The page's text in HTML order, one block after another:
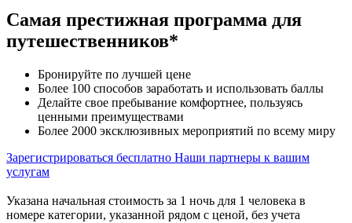
Самая престижная программа для
путешественников*
Бронируйте по лучшей цене
Более 100 способов заработать и использовать баллы
Делайте свое пребывание комфортнее, пользуясь
ценными преимуществами
Более 2000 эксклюзивных мероприятий по всему миру
Зарегистрироваться бесплатно Наши партнеры к вашим
услугам
Указана начальная стоимость за 1 ночь для 1 человека в
номере категории, указанной рядом с ценой, без учета